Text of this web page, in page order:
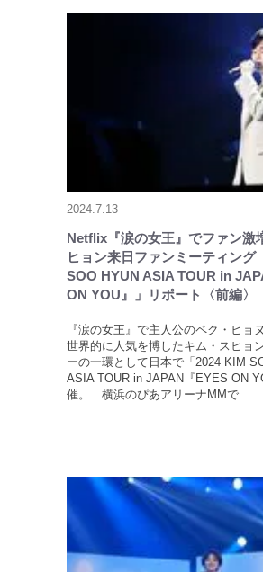
2024.7.13
Netflix『涙の女王』でファン激
ヒョン来日ファンミーティング
SOO HYUN ASIA TOUR in
ON YOU』」リポート〈前編〉
『涙の女王』で主人公のペク・ヒョ
世界的に人気を博したキム・スヒョ
ーの一環として日本で「2024 KIM
ASIA TOUR in JAPAN『EYES ON
催。 横浜のぴあアリーナMMで…